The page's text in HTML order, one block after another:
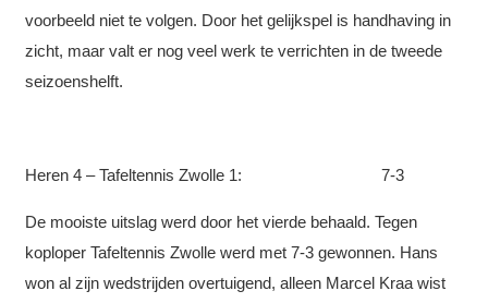
voorbeeld niet te volgen. Door het gelijkspel is handhaving in
zicht, maar valt er nog veel werk te verrichten in de tweede
seizoenshelft.
Heren 4 – Tafeltennis Zwolle 1: 7-3
De mooiste uitslag werd door het vierde behaald. Tegen
koploper Tafeltennis Zwolle werd met 7-3 gewonnen. Hans
won al zijn wedstrijden overtuigend, alleen Marcel Kraa wist